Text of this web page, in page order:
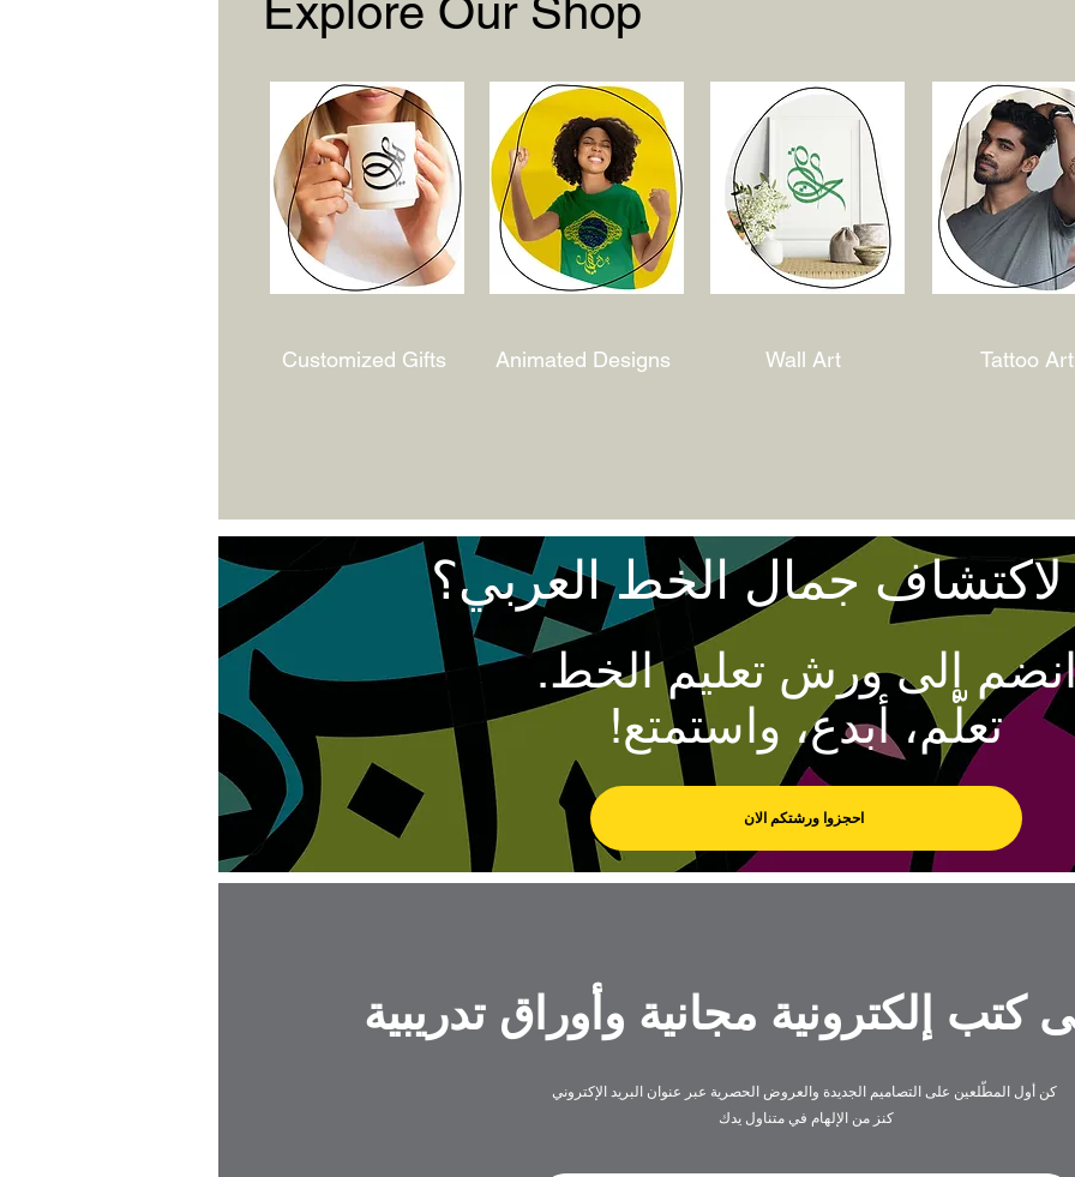
Explore Our Shop
Customized Gifts Animated Designs Wall Art Tattoo Art
جمال الخط العربي؟
إلى ورش تعليم الخط.
تعلّم، أبدع، واستمتع!
احجزوا ورشتكم الان
إلكترونية مجانية وأوراق تدريبية
كنز من الإلهام في متناول يدك